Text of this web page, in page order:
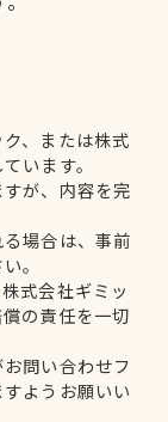
、または株式
います。
が、内容を完
場合は、事前
。
式会社ギミッ
の責任を一切
問い合わせフ
ようお願いい